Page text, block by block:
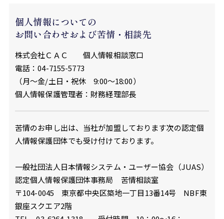
個人情報についての
お問い合わせおよび苦情・相談先
株式会社ＣＡＣ 個人情報相談窓口
電話：04-7155-5773
（月～金/土日・祝休 9:00～18:00）
個人情報保護管理者：財務経理部長
苦情のお申し出は、当社が加盟しております次の認定個
人情報保護団体でも受け付けております。
一般社団法人日本情報システム・ユーザー協会（JUAS）
認定個人情報保護団体事務局 苦情相談室
〒104-0045 東京都中央区築地一丁目13番14号 NBF東
銀座スクエア2階